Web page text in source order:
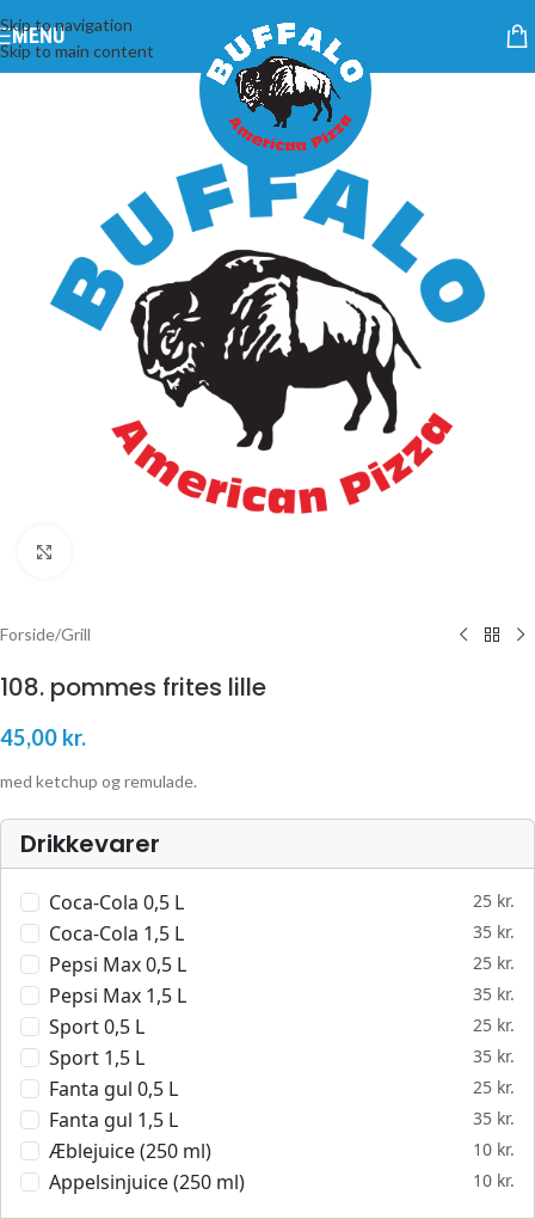
Skip to navigation
Skip to main content
MENU
Forside/Grill
108. pommes frites lille
45,00 kr.
med ketchup og remulade.